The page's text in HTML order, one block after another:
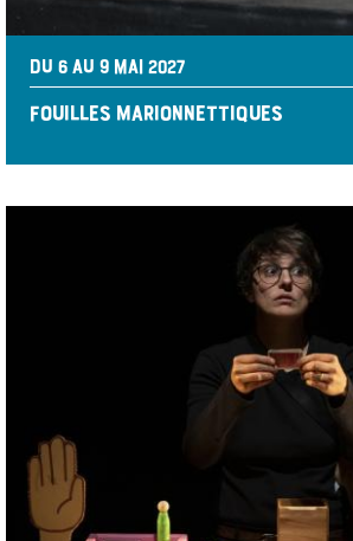
DU 6 AU 9 MAI 2027
FOUILLES MARIONNETTIQUES